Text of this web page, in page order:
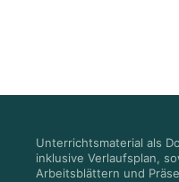
Unterrichtsmaterial als
inklusive Verlaufsplan,
Arbeitsblättern und